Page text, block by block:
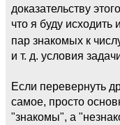
доказательству
что я буду исходить
пар знакомых к
и т. д. условия
Если перевернуть
самое, просто
"знакомы", а